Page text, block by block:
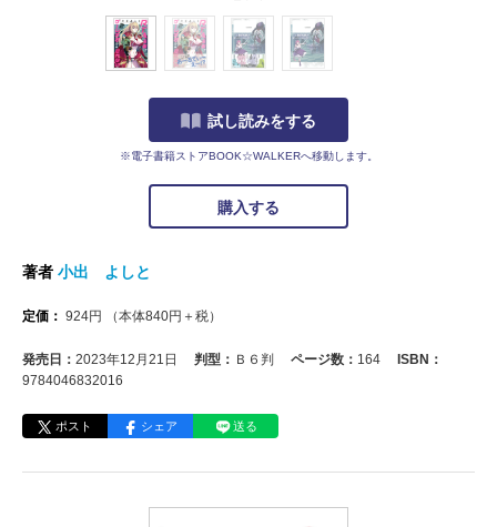
試し読みをする
※電子書籍ストアBOOK☆WALKERへ移動します。
購入する
著者 小出 よしと
定価： 924円 （本体840円＋税）
発売日： 2023年12月21日 判型： Ｂ６判 ページ数： 164
ISBN：
9784046832016
ポスト シェア 送る